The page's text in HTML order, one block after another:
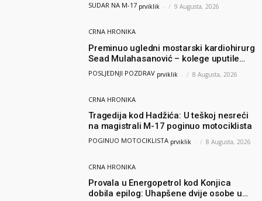
SUDAR NA M-17 prviklik - 9 Augusta, 2026
CRNA HRONIKA
Preminuo ugledni mostarski kardiohirurg
Sead Mulahasanović – kolege uputile
emotivnu oproštajnu poruku
POSLJEDNJI POZDRAV prviklik - 8 Augusta, 2026
CRNA HRONIKA
Tragedija kod Hadžića: U teškoj nesreći
na magistrali M-17 poginuo motociklista
POGINUO MOTOCIKLISTA prviklik - 8 Augusta, 2026
CRNA HRONIKA
Provala u Energopetrol kod Konjica
dobila epilog: Uhapšene dvije osobe u